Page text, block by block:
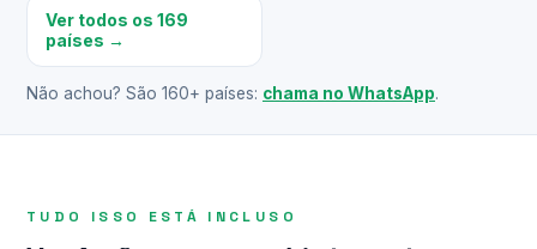
Ver todos os 169
países →
Não achou? São 160+ países: chama no WhatsApp.
TUDO ISSO ESTÁ INCLUSO